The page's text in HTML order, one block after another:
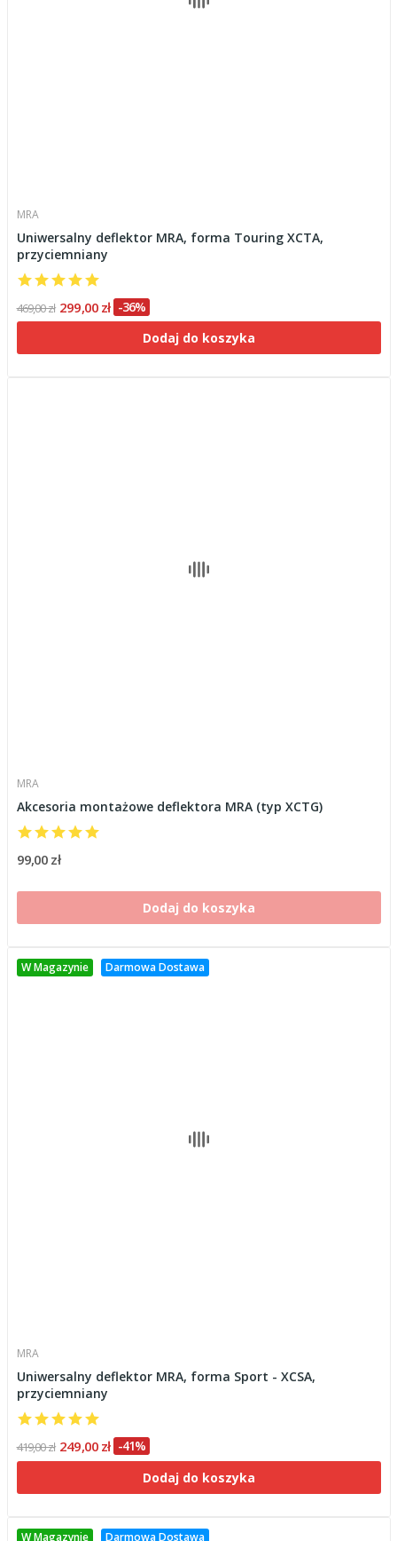
MRA
Uniwersalny deflektor MRA, forma Touring XCTA,
przyciemniany
469,00 zł 299,00 zł -36%
Dodaj do koszyka
MRA
Akcesoria montażowe deflektora MRA (typ XCTG)
99,00 zł
Dodaj do koszyka
W Magazynie Darmowa Dostawa
MRA
Uniwersalny deflektor MRA, forma Sport - XCSA,
przyciemniany
419,00 zł 249,00 zł -41%
Dodaj do koszyka
W Magazynie Darmowa Dostawa